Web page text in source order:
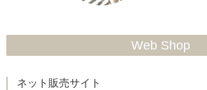
Web Shop
ネット販売サイト